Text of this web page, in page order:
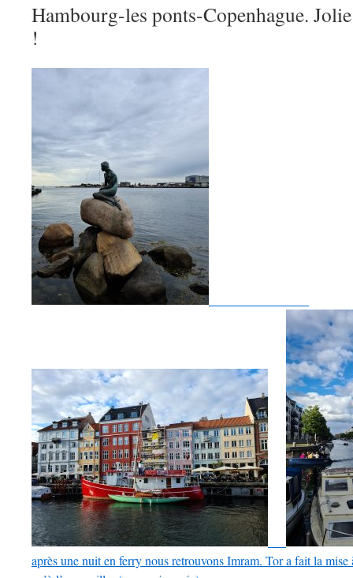
Hambourg-les ponts-Copenhague.
!
après une nuit en ferry nous retrouvons Imram. Tor a fait la mise